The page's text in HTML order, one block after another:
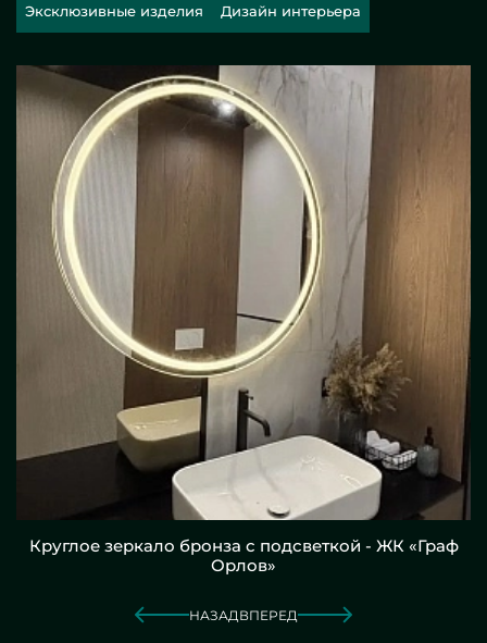
Эксклюзивные изделия Дизайн интерьера
Круглое зеркало бронза с подсветкой - ЖК «Граф
Орлов»
НАЗАД ВПЕРЕД